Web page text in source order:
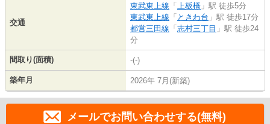
交通
東武東上線 「 上板橋 」駅 徒歩5分
東武東上線 「 ときわ台 」駅 徒歩17分
都営三田線 「 志村三丁目 」駅 徒歩24
分
間取り(面積) -(-)
築年月 2026年 7月(新築)
メールでお問い合わせする(無料)